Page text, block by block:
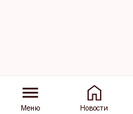
Меню Новости